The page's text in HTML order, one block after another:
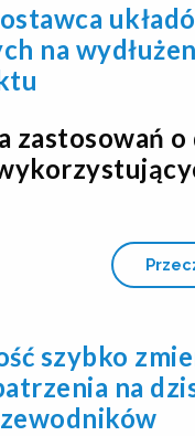
na
zastosowań o
szybko
na